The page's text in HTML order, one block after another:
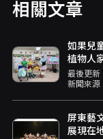
相關文章
如果兒
植物人
最後更新
新聞來源｜
屏東藝文成為城
展現在